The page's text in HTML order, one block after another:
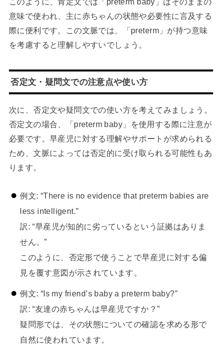
意味で使われ、主に赤ちゃんの状態や必要性に言及する
際に便利です。この文脈では、「preterm」が持つ意味
を考慮すると理解しやすいでしょう。
否定文・疑問文での注意点や使い方
次に、否定文や疑問文での使い方を考えてみましょう。
否定文の場合、「preterm baby」を使用する際に注意が
必要です。早産児に対する理解やサポートが求められる
ため、文脈によっては否定的に受け取られる可能性もあ
ります。
例文: “There is no evidence that preterm babies are
less intelligent.”
訳: “早産児が知的に劣っているという証拠はありま
せん。”
このように、否定形で使うことで早産児に対する偏
見を覆す意図が示されています。
例文: “Is my friend’s baby a preterm baby?”
訳: “友達の赤ちゃんは早産児ですか？”
疑問形では、その状態についての確認を求める形で
自然に使われています。